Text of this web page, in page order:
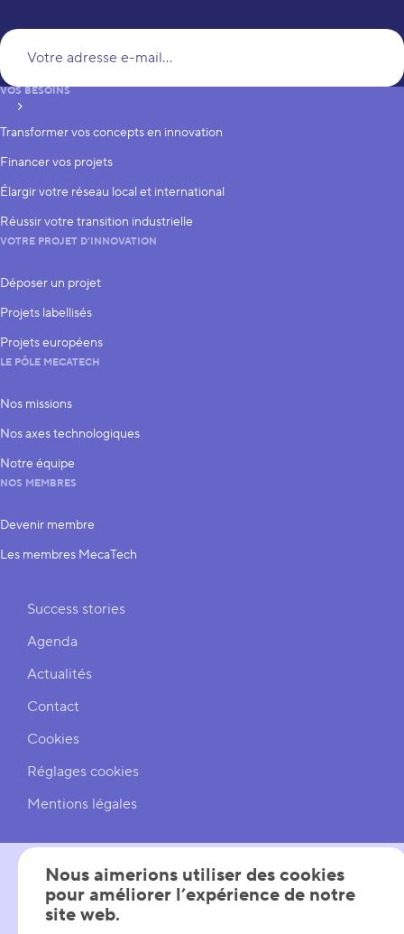
S’inscrire
VOS BESOINS
Transformer vos concepts en innovation
Financer vos projets
Élargir votre réseau local et international
Réussir votre transition industrielle
VOTRE PROJET D’INNOVATION
Déposer un projet
Projets labellisés
Projets européens
LE PÔLE MECATECH
Nos missions
Nos axes technologiques
Notre équipe
NOS MEMBRES
Devenir membre
Les membres MecaTech
Liens rapides
Success stories
Agenda
Actualités
Contact
Cookies
Réglages cookies
Mentions légales
SUIVEZ-NOUS
Nous aimerions utiliser des cookies
pour améliorer l’expérience de notre
site web.